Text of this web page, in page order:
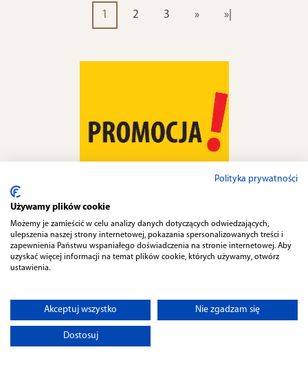
1 2 3 » »|
Promocje w naszym sklepie
internetowym
Doskonale zdajemy sobie sprawę z tego, jak duże
jakich wykonywane są produkty z naszej oferty. Dokładamy
wszelkich starań, by przez cały czas utrzymywać te
standardy, co więcej również je podwyższać. Jednocześnie
Polityka prywatności
Używamy plików cookie
Możemy je zamieścić w celu analizy danych dotyczących odwiedzających,
ulepszenia naszej strony internetowej, pokazania spersonalizowanych treści i
zapewnienia Państwu wspaniałego doświadczenia na stronie internetowej. Aby
uzyskać więcej informacji na temat plików cookie, których używamy, otwórz
ustawienia.
Akceptuj wszystko Nie zgadzam się
Dostosuj